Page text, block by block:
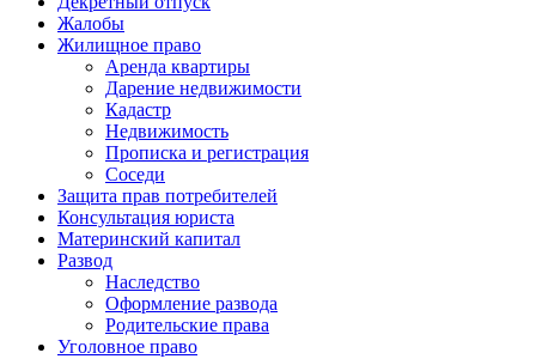
Жалобы
Жилищное право
Аренда квартиры
Дарение недвижимости
Кадастр
Недвижимость
Прописка и регистрация
Соседи
Защита прав потребителей
Консультация юриста
Материнский капитал
Развод
Наследство
Оформление развода
Родительские права
Уголовное право